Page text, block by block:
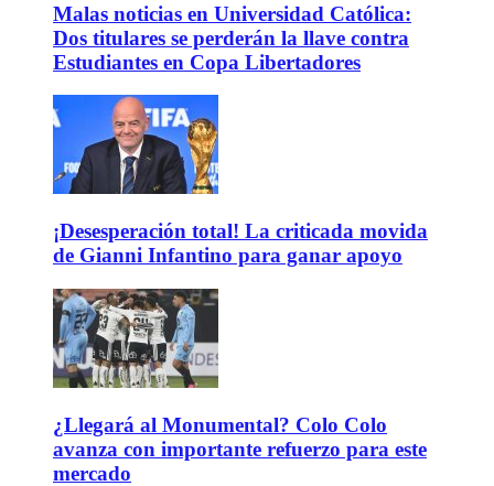
Malas noticias en Universidad Católica:
Dos titulares se perderán la llave contra
Estudiantes en Copa Libertadores
¡Desesperación total! La criticada movida
de Gianni Infantino para ganar apoyo
¿Llegará al Monumental? Colo Colo
avanza con importante refuerzo para este
mercado